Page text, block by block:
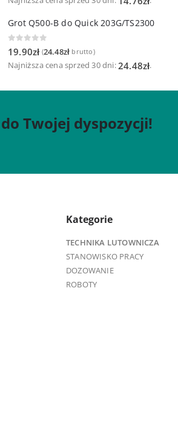
Grot Q500-B do Quick 203G/TS2300
0 out of 5
19.90zł (24.48zł brutto)
Najniższa cena sprzed 30 dni:24.48zł.
Twojej dyspozycji!
Kategorie
TECHNIKA LUTOWNICZA
STANOWISKO PRACY
DOZOWANIE
ROBOTY